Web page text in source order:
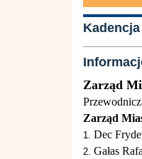
Kadencja
Zarząd
Zarząd
Dec
Gałas